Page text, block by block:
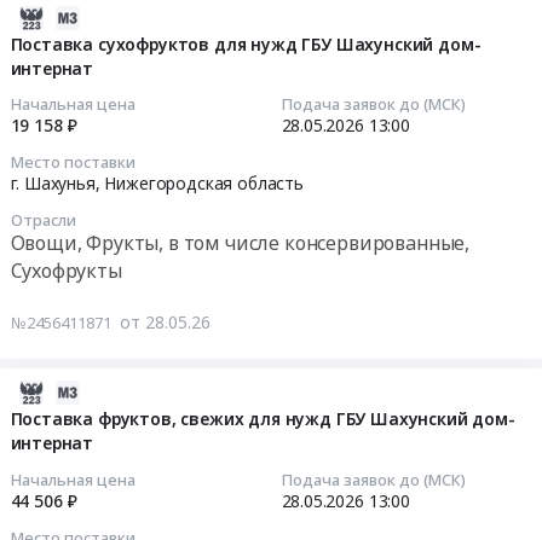
Поставка сухофруктов для нужд ГБУ Шахунский дом-
интернат
Начальная цена
19 158 ₽
Подача заявок до (МСК)
28.05.2026 13:00
Место поставки
г. Шахунья, Нижегородская область
Отрасли
Овощи, Фрукты, в том числе консервированные,
Сухофрукты
№2456411871 от 28.05.26
Поставка фруктов, свежих для нужд ГБУ Шахунский дом-
интернат
Начальная цена
44 506 ₽
Подача заявок до (МСК)
28.05.2026 13:00